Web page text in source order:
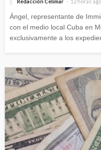
Redacción Celimar 12 horas ago
Ángel, representante de
con el medio local Cuba en
exclusivamente a los